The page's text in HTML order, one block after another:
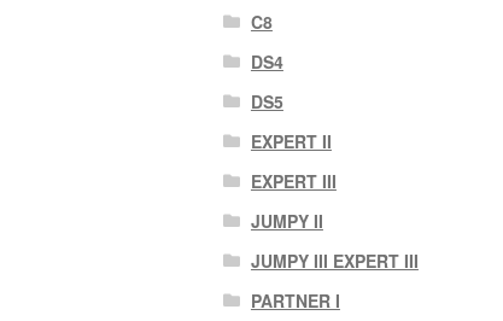
C8
DS4
DS5
EXPERT II
EXPERT III
JUMPY II
JUMPY III EXPERT III
PARTNER I